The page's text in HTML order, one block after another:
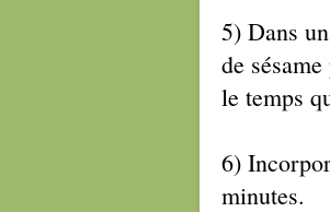
5) Dans
de
le temps
6)
minutes.